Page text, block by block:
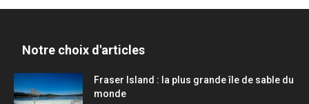
Notre choix d'articles
Fraser Island : la plus grande île de sable du
monde